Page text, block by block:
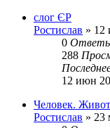
слог ЄР
Ростислав » 12
0
288
12 июн
Человек.
Ростислав » 23